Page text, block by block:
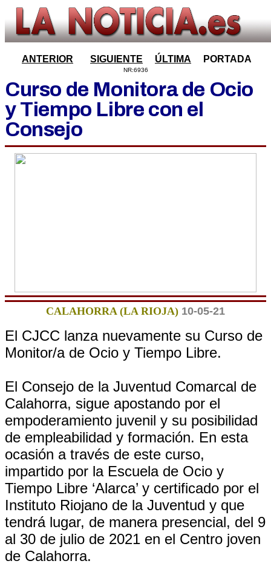
ANTERIOR SIGUIENTE ÚLTIMA PORTADA
NR:6936
Curso de Monitora de Ocio
y Tiempo Libre con el
Consejo
CALAHORRA (LA RIOJA) 10-05-21
El CJCC lanza nuevamente su Curso de
Monitor/a de Ocio y Tiempo Libre.
El Consejo de la Juventud Comarcal de
Calahorra, sigue apostando por el
empoderamiento juvenil y su posibilidad
de empleabilidad y formación. En esta
ocasión a través de este curso,
impartido por la Escuela de Ocio y
Tiempo Libre ‘Alarca’ y certificado por el
Instituto Riojano de la Juventud y que
tendrá lugar, de manera presencial, del 9
al 30 de julio de 2021 en el Centro joven
de Calahorra.